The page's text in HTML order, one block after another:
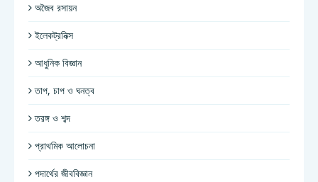
অজৈব রসায়ন
ইলেকট্রনিক্স
আধুনিক বিজ্ঞান
তাপ, চাপ ও ঘনত্ব
তরঙ্গ ও শব্দ
প্রাথমিক আলোচনা
পদার্থের জীববিজ্ঞান